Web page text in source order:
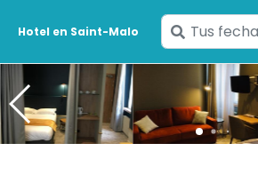
Hotel en Saint-Malo
Ingresa
tus
fechas